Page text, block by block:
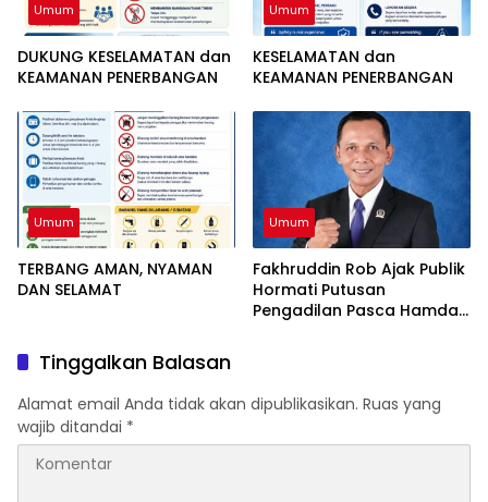
Umum
DUKUNG KESELAMATAN dan
KEAMANAN PENERBANGAN
Umum
KESELAMATAN dan
KEAMANAN PENERBANGAN
Umum
TERBANG AMAN, NYAMAN
DAN SELAMAT
Umum
Fakhruddin Rob Ajak Publik
Hormati Putusan
Pengadilan Pasca Hamdan
Tinggalkan Balasan
Alamat email Anda tidak akan dipublikasikan. Ruas yang
wajib ditandai *